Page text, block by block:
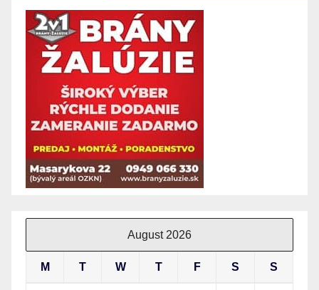
August 2026
M T W T F S S